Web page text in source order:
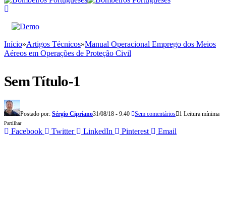
Início»Artigos Técnicos»Manual Operacional Emprego dos Meios
Aéreos em Operações de Proteção Civil
Sem Título-1
Postado por: Sérgio Cipriano31/08/18 - 9:40 Sem comentários 1 Leitura mínima
Partilhar
Facebook Twitter LinkedIn Pinterest Email